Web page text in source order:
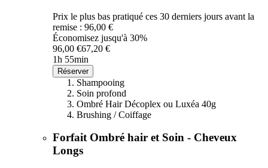
Prix le plus bas pratiqué ces 30 derniers jours avant la
remise : 96,00 €
Économisez jusqu'à 30%
96,00 €67,20 €
1h 55min
Réserver
Shampooing
Soin profond
Ombré Hair Décoplex ou Luxéa 40g
Brushing / Coiffage
Forfait Ombré hair et Soin - Cheveux
Longs